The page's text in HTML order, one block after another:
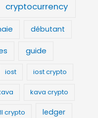
cryptocurrency
débutant
guide
iost iost crypto
kava crypto
crypto ledger